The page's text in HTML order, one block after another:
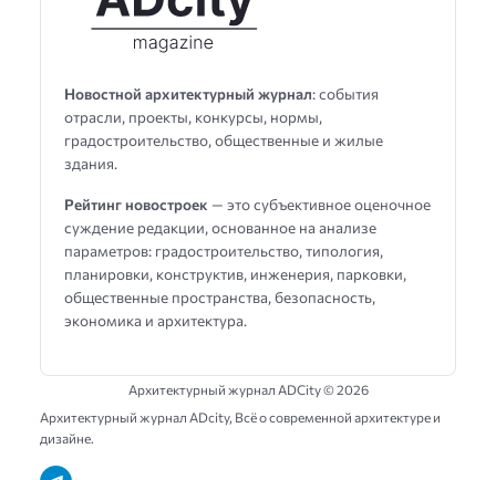
Новостной архитектурный журнал: события
отрасли, проекты, конкурсы, нормы,
градостроительство, общественные и жилые
здания.
Рейтинг новостроек — это субъективное оценочное
суждение редакции, основанное на анализе
параметров: градостроительство, типология,
планировки, конструктив, инженерия, парковки,
общественные пространства, безопасность,
экономика и архитектура.
Архитектурный журнал ADCity ©2026
Архитектурный журнал ADсity, Всё о современной архитектуре и
дизайне.